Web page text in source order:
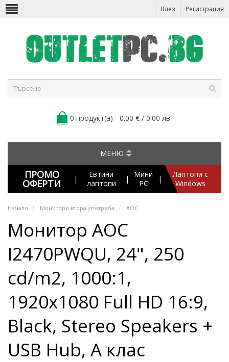
Влез Регистрация
0 продукт(а) - 0.00 € / 0.00 лв.
МЕНЮ
ПРОМО
ОФЕРТИ |
Евтини
лаптопи
|
Мини
PC
|
Лаптопи с
Windows
Начало Монитори втора употреба AOC
Монитор AOC
I2470PWQU, 24", 250
cd/m2, 1000:1,
1920x1080 Full HD 16:9,
Black, Stereo Speakers +
USB Hub, A клас